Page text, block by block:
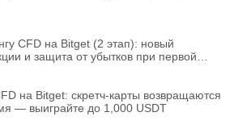
CFD на Bitget (2 этап): новый
и защита от убытков при первой
на Bitget: скретч-карты возвращаются
— выиграйте до 1,000 USDT